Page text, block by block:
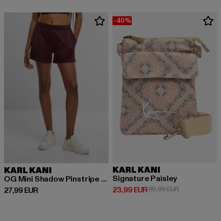
KARL KANI
OG Mini Shadow Pinstripe Shorts
27,99 EUR
Derzeitiger Preis: 27,99 EUR
-40%
KARL KANI
Signature Paisley
23,99 EUR
Derzeitiger Preis: 23,99 EUR
39,99 EURAktionspreis: